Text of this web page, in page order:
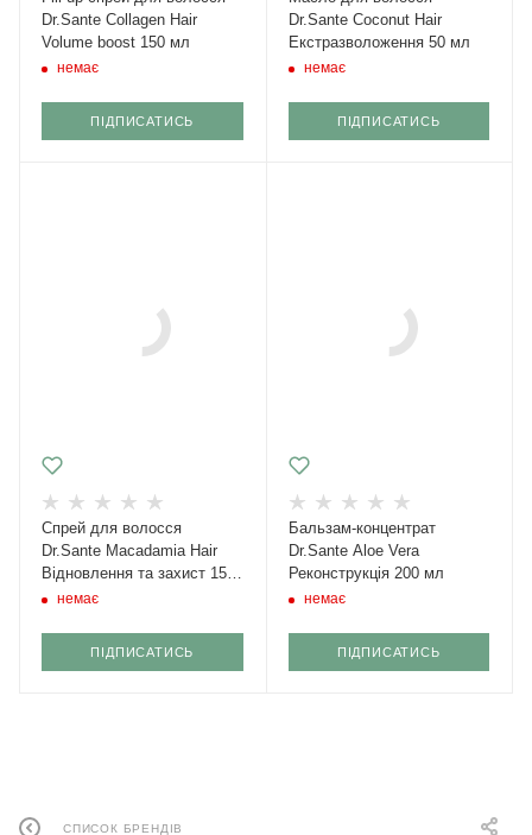
Dr.Sante Collagen Hair
Volume boost 150 мл
немає
ПІДПИСАТИСЬ
Dr.Sante Coconut Hair
Екстразволоження 50 мл
немає
ПІДПИСАТИСЬ
Спрей для волосся
Dr.Sante Macadamia Hair
Відновлення та захист 150
млнемає
ПІДПИСАТИСЬ
Бальзам-концентрат
Dr.Sante Aloe Vera
Реконструкція 200 мл
немає
ПІДПИСАТИСЬ
СПИСОК БРЕНДІВ